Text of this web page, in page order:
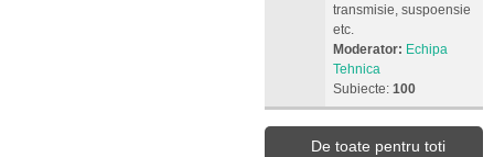
transmisie, suspoensie
etc.
Moderator: Echipa
Tehnica
Subiecte: 100
De toate pentru toti